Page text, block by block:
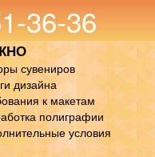
36-36
сувениров
дизайна
к макетам
полиграфии
условия